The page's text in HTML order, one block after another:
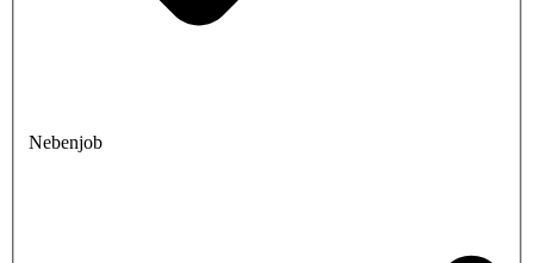
Nebenjob